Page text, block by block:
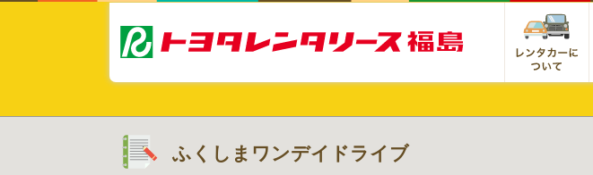
ふくしまワンデイドライブ